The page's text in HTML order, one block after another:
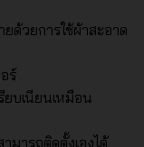
ด้วยการใช้ผ้าสะอาด
ร์
ยบเนียนเหมือน
มารถติดตั้งเองได้